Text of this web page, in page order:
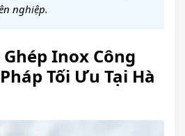
nghiệp.
Inox Công
Tối Ưu Tại Hà